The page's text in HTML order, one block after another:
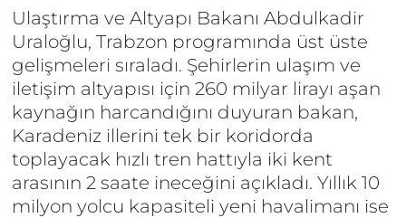
Ulaştırma ve Altyapı Bakanı Abdulkadir
Uraloğlu, Trabzon programında üst üste
gelişmeleri sıraladı. Şehirlerin ulaşım ve
iletişim altyapısı için 260 milyar lirayı aşan
kaynağın harcandığını duyuran bakan,
Karadeniz illerini tek bir koridorda
toplayacak hızlı tren hattıyla iki kent
arasının 2 saate ineceğini açıkladı. Yıllık 10
milyon yolcu kapasiteli yeni havalimanı ise